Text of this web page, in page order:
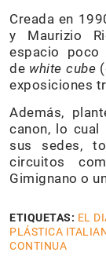
Creada en
y Maurizio
espacio poco
de white cube
exposiciones
Además,
canon, lo cual
sus sedes,
circuitos
Gimignano o
ETIQUETAS: EL
PLÁSTICA
CONTINUA